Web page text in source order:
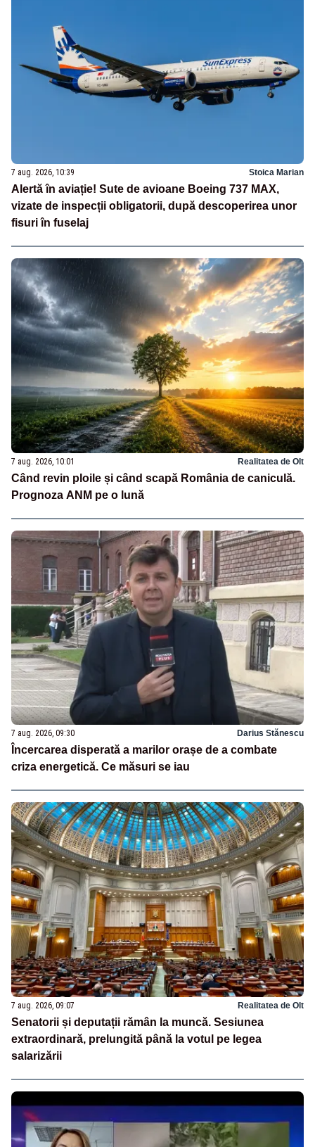
7 aug. 2026, 10:39 Stoica Marian
Alertă în aviație! Sute de avioane Boeing 737 MAX,
vizate de inspecții obligatorii, după descoperirea unor
fisuri în fuselaj
7 aug. 2026, 10:01 Realitatea de Olt
Când revin ploile și când scapă România de caniculă.
Prognoza ANM pe o lună
7 aug. 2026, 09:30 Darius Stănescu
Încercarea disperată a marilor orașe de a combate
criza energetică. Ce măsuri se iau
7 aug. 2026, 09:07 Realitatea de Olt
Senatorii și deputații rămân la muncă. Sesiunea
extraordinară, prelungită până la votul pe legea
salarizării